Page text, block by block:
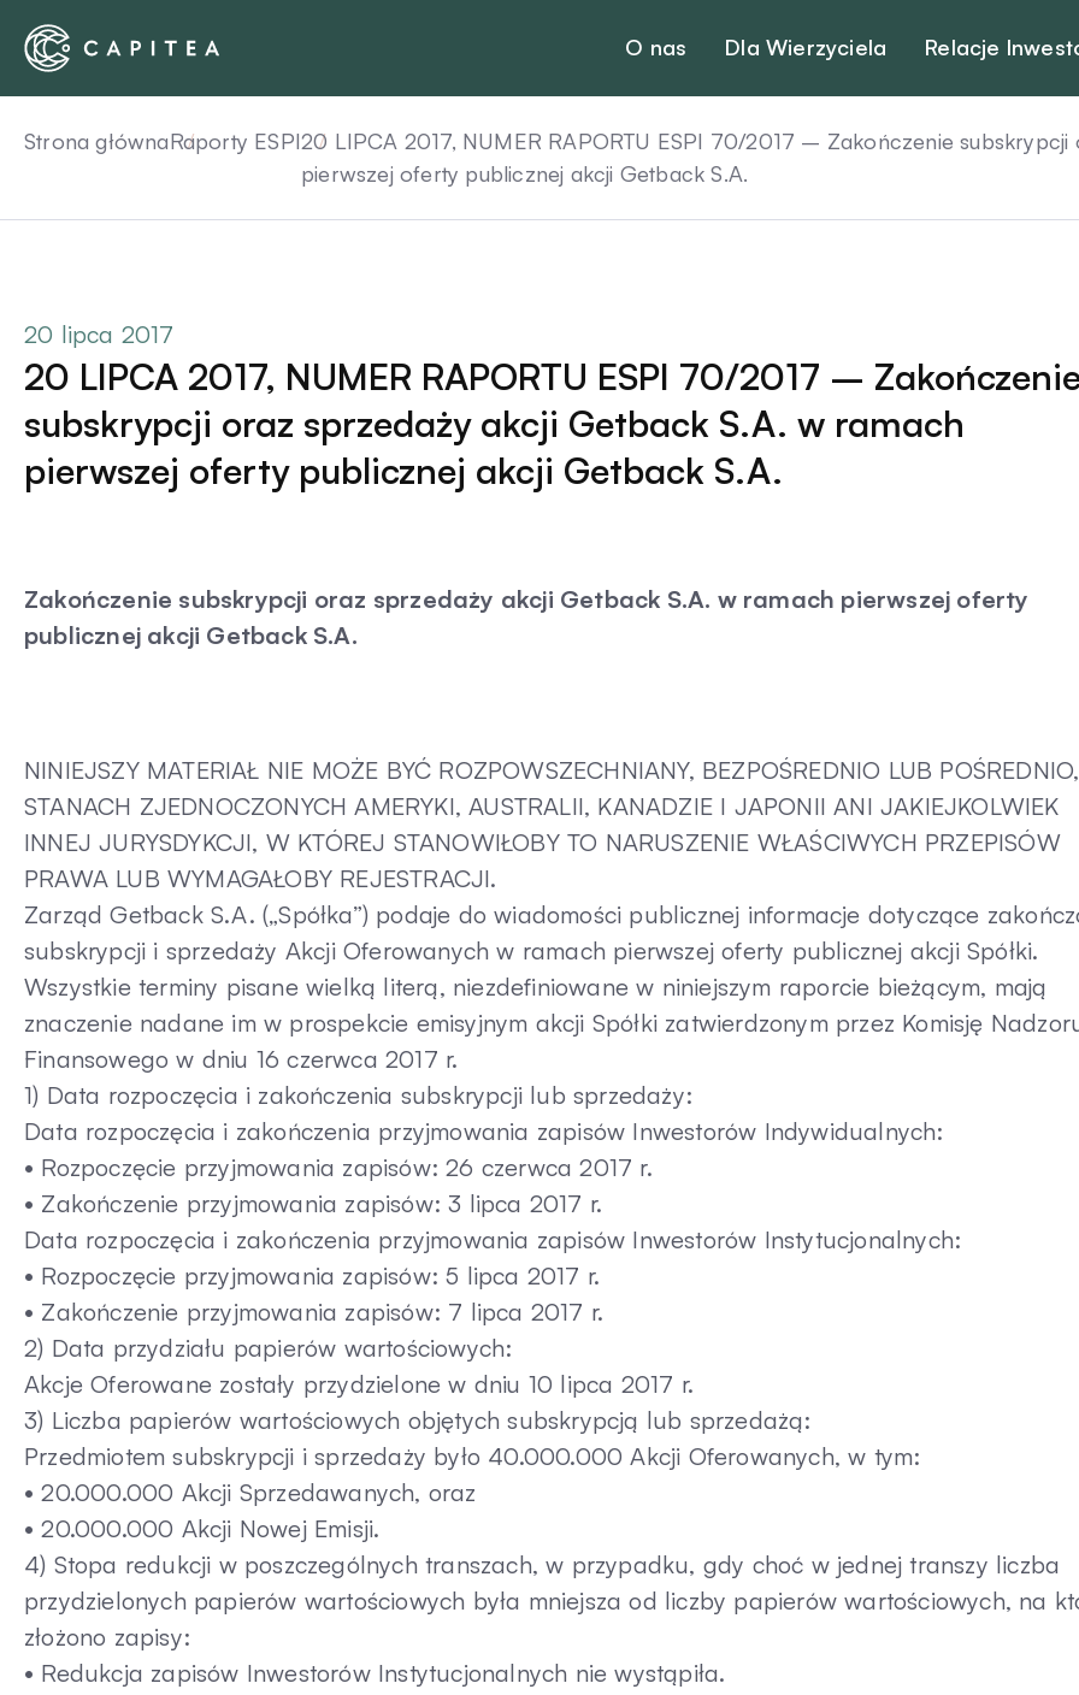
Skip
content
O nas Dla Wierzyciela Relacje
Strona głównaRaporty ESPI20 LIPCA 2017, NUMER RAPORTU ESPI 70/2017 – Zakończenie
pierwszej oferty publicznej akcji Getback S.A.
20 lipca 2017
20 LIPCA 2017, NUMER RAPORTU ESPI 70/2017 –
subskrypcji oraz sprzedaży akcji Getback S.A. w ramach
pierwszej oferty publicznej akcji Getback S.A.
Zakończenie subskrypcji oraz sprzedaży akcji Getback S.A. w ramach pierwszej oferty
publicznej akcji Getback S.A.
NINIEJSZY MATERIAŁ NIE MOŻE BYĆ ROZPOWSZECHNIANY, BEZPOŚREDNIO LUB
STANACH ZJEDNOCZONYCH AMERYKI, AUSTRALII, KANADZIE I JAPONII ANI JAKIEJKOLWIEK
INNEJ JURYSDYKCJI, W KTÓREJ STANOWIŁOBY TO NARUSZENIE WŁAŚCIWYCH PRZEPISÓW
PRAWA LUB WYMAGAŁOBY REJESTRACJI.
Zarząd Getback S.A. („Spółka”) podaje do wiadomości publicznej informacje dotyczące
subskrypcji i sprzedaży Akcji Oferowanych w ramach pierwszej oferty publicznej akcji Spółki.
Wszystkie terminy pisane wielką literą, niezdefiniowane w niniejszym raporcie bieżącym, mają
znaczenie nadane im w prospekcie emisyjnym akcji Spółki zatwierdzonym przez Komisję
Finansowego w dniu 16 czerwca 2017 r.
1) Data rozpoczęcia i zakończenia subskrypcji lub sprzedaży:
Data rozpoczęcia i zakończenia przyjmowania zapisów Inwestorów Indywidualnych:
• Rozpoczęcie przyjmowania zapisów: 26 czerwca 2017 r.
• Zakończenie przyjmowania zapisów: 3 lipca 2017 r.
Data rozpoczęcia i zakończenia przyjmowania zapisów Inwestorów Instytucjonalnych:
• Rozpoczęcie przyjmowania zapisów: 5 lipca 2017 r.
• Zakończenie przyjmowania zapisów: 7 lipca 2017 r.
2) Data przydziału papierów wartościowych:
Akcje Oferowane zostały przydzielone w dniu 10 lipca 2017 r.
3) Liczba papierów wartościowych objętych subskrypcją lub sprzedażą:
Przedmiotem subskrypcji i sprzedaży było 40.000.000 Akcji Oferowanych, w tym:
• 20.000.000 Akcji Sprzedawanych, oraz
• 20.000.000 Akcji Nowej Emisji.
4) Stopa redukcji w poszczególnych transzach, w przypadku, gdy choć w jednej transzy liczba
przydzielonych papierów wartościowych była mniejsza od liczby papierów wartościowych, na
złożono zapisy:
• Redukcja zapisów Inwestorów Instytucjonalnych nie wystąpiła.